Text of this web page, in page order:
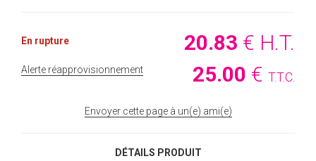
20.83 € H.T.
25.00 € T.T.C.
En rupture
Alerte réapprovisionnement
Envoyer cette page à un(e) ami(e)
DÉTAILS PRODUIT